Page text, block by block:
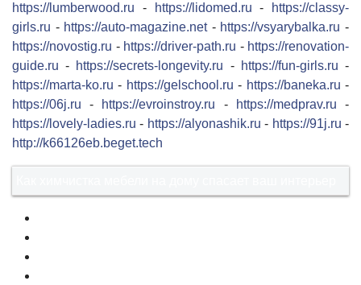
https://lumberwood.ru - https://lidomed.ru -
https://classy-
girls.ru - https://auto-magazine.net- https://vsyarybalka.ru -
https://novostig.ru - https://driver-path.ru - https://renovation-
guide.ru - https://secrets-longevity.ru - https://fun-girls.ru -
https://marta-ko.ru - https://gelschool.ru - https://baneka.ru -
https://06j.ru - https://evroinstroy.ru - https://medprav.ru -
https://lovely-ladies.ru - https://alyonashik.ru - https://91j.ru -
http://k66126eb.beget.tech